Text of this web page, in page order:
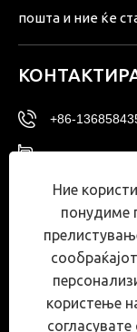
пошта и ние ќе
+86-
Бр. 20,
материјали
провинција
Ние
понудиме
користење